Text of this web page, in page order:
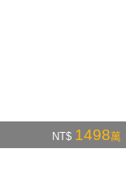
NT$ 1498萬